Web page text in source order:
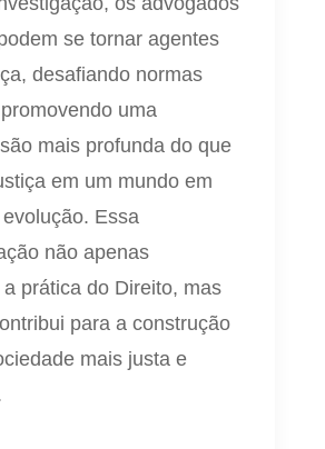
se tornar agentes
desafiando normas
uma
mais profunda do que
em um mundo em
Essa
não apenas
prática do Direito, mas
para a construção
mais justa e